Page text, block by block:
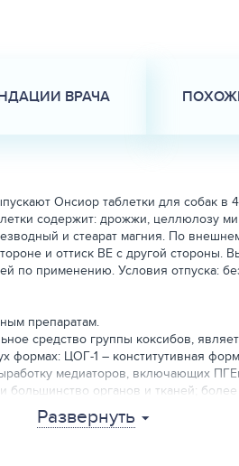
ВРАЧА
Онсиор таблетки для собак в
содержит: дрожжи, целлюлозу
и стеарат магния. По
и оттиск BE с другой
по применению. Условия отпуска:
препаратам.
средство группы коксибов,
ЦОГ-1 – конститутивная
медиаторов, включающих
органов и тканей;
у кошек и 62% у собак при
частично – с мочой; период
Развернуть